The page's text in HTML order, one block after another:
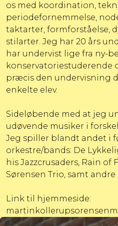
os med koordination,
periodefornemmelse,
taktarter, formforståelse,
stilarter. Jeg har 20 års
har undervist lige fra ny-
konservatoriestuderende
præcis den undervisning
enkelte elev.
Sideløbende med at jeg
udøvende musiker i
Jeg spiller blandt andet i
orkestre/bands: De
his Jazzcrusaders, Rain
Sørensen Trio, samt
Link til hjemmeside: